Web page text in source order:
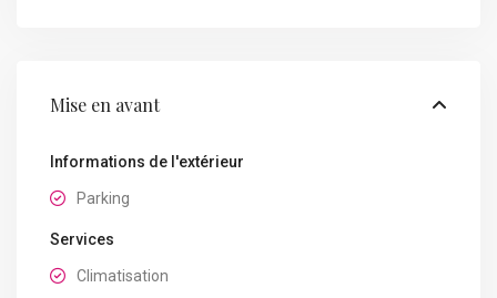
Mise en avant
Informations de l'extérieur
Parking
Services
Climatisation